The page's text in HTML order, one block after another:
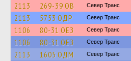
2113 269-39 ОВ Север Транс
2113 5753 ОДР Север Транс
1106 80-31 ОЕЗ Север Транс
1106 80-31 ОЕЗ Север Транс
2113 1605 ОДМ Север Транс